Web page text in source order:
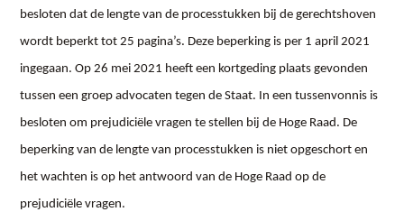
besloten dat de lengte van de processtukken bij de gerechtshoven
wordt beperkt tot 25 pagina’s. Deze beperking is per 1 april 2021
ingegaan. Op 26 mei 2021 heeft een kortgeding plaats gevonden
tussen een groep advocaten tegen de Staat. In een tussenvonnis is
besloten om prejudiciële vragen te stellen bij de Hoge Raad. De
beperking van de lengte van processtukken is niet opgeschort en
het wachten is op het antwoord van de Hoge Raad op de
prejudiciële vragen.